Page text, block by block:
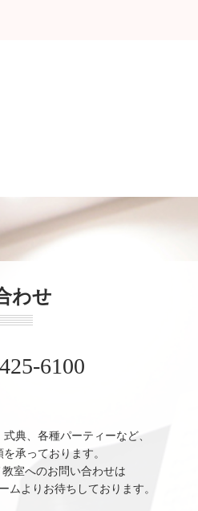
わせ
6100
典、各種パーティーなど、
承っております。
室へのお問い合わせは
ムよりお待ちしております。